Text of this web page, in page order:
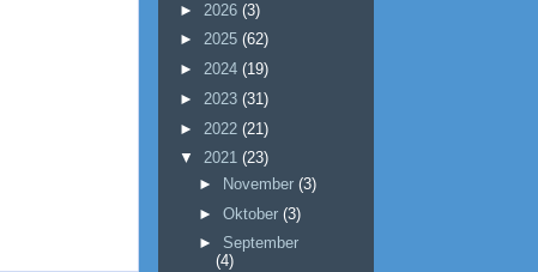
► 2026 (3)
► 2025 (62)
► 2024 (19)
► 2023 (31)
► 2022 (21)
▼ 2021 (23)
►
November (3)
► Oktober (3)
► September
(4)